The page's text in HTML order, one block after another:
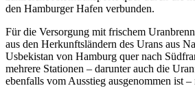
den Hamburger Hafen verbunden.
Für die Versorgung mit frischem
aus den Herkunftsländern des Urans aus
Usbekistan von Hamburg quer nach
mehrere Stationen – darunter auch die
ebenfalls vom Ausstieg ausgenommen ist